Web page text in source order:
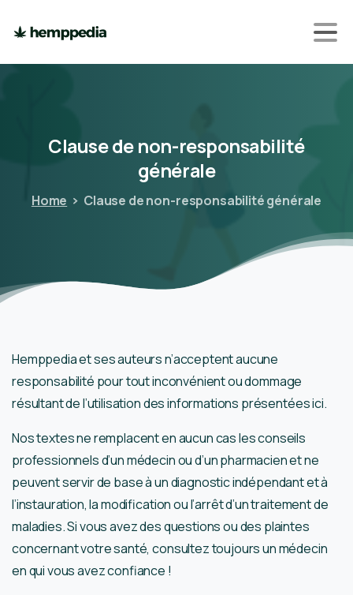
Clausedenon-responsabilité
générale
Home Clause de non-responsabilité générale
Hemppedia et ses auteurs n’acceptent aucune
responsabilité pour tout inconvénient ou dommage
résultant de l’utilisation des informations présentées ici.
Nos textes ne remplacent en aucun cas les conseils
professionnels d’un médecin ou d’un pharmacien et ne
peuvent servir de base à un diagnostic indépendant et à
l’instauration, la modification ou l’arrêt d’un traitement de
maladies. Si vous avez des questions ou des plaintes
concernant votre santé, consultez toujours un médecin
en qui vous avez confiance !